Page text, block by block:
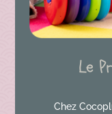
Le
Chez